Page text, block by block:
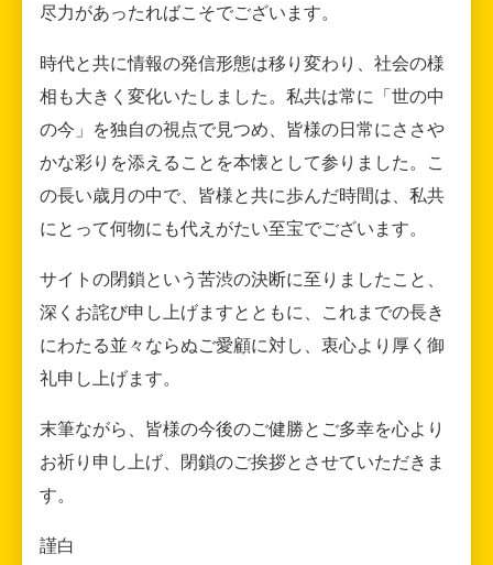
尽力があったればこそでございます。
時代と共に情報の発信形態は移り変わり、社会の様
相も大きく変化いたしました。私共は常に「世の中
の今」を独自の視点で見つめ、皆様の日常にささや
かな彩りを添えることを本懐として参りました。こ
の長い歳月の中で、皆様と共に歩んだ時間は、私共
にとって何物にも代えがたい至宝でございます。
サイトの閉鎖という苦渋の決断に至りましたこと、
深くお詫び申し上げますとともに、これまでの長き
にわたる並々ならぬご愛顧に対し、衷心より厚く御
礼申し上げます。
末筆ながら、皆様の今後のご健勝とご多幸を心より
お祈り申し上げ、閉鎖のご挨拶とさせていただきま
す。
謹白